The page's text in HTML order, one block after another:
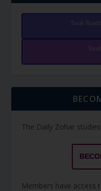
Torah
The Daily Zohar
Members have access